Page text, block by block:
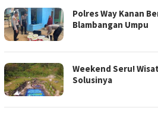
Polres Way Kanan
Blambangan Umpu
Weekend Seru!
Solusinya